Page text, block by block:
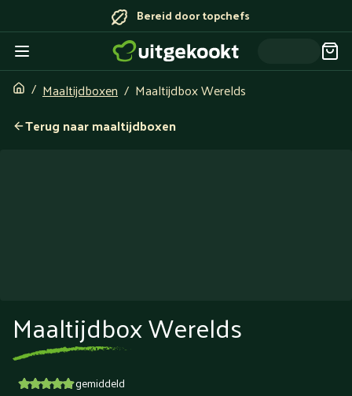
Bereid door topchefs
Maaltijdboxen
Maaltijdbox Werelds
Terug naar maaltijdboxen
Maaltijdbox Werelds
5gemiddeld